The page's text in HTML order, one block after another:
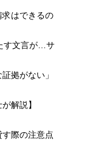
はできるの
す文言が…サ
拠がない」
解説】
際の注意点